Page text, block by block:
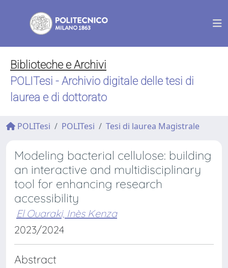
Biblioteche e Archivi
POLITesi - Archivio digitale delle tesi di
laurea e di dottorato
POLITesi POLITesi Tesi di laurea Magistrale
Modeling bacterial cellulose: building
an interactive and multidisciplinary
tool for enhancing research
accessibility
El Ouaraki, Inès Kenza
2023/2024
Abstract